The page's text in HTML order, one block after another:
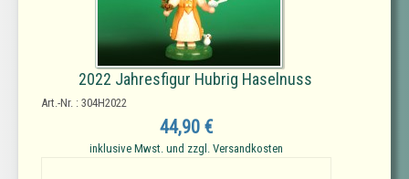
2022 Jahresfigur Hubrig Haselnuss
Art.-Nr. : 304H2022
44,90 €
inklusive Mwst. und zzgl. Versandkosten